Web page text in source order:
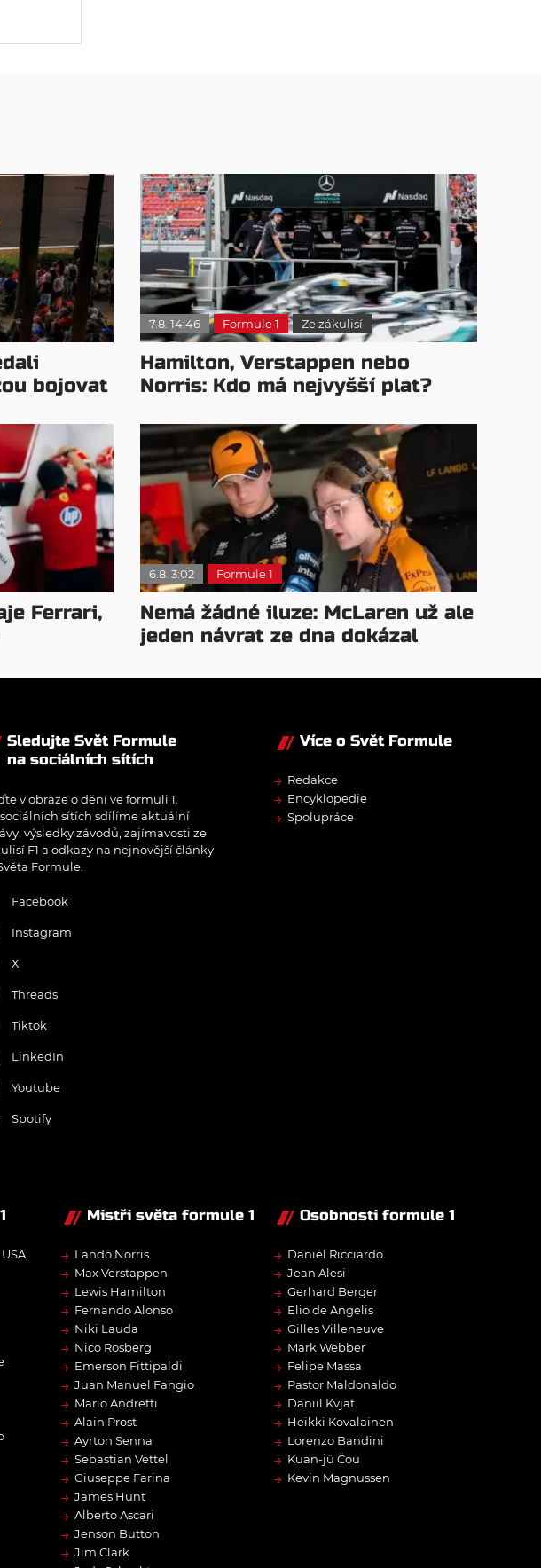
bojovat
7.8. 14:46 Formule 1 Ze zákulisí
Hamilton, Verstappen nebo
Norris: Kdo má nejvyšší plat?
Ferrari,
6.8. 3:02 Formule 1
Nemá žádné iluze: McLaren už ale
jeden návrat ze dna dokázal
Sledujte Svět Formule
na sociálních sítích
v obraze o dění ve formuli 1.
sítích sdílíme aktuální
výsledky závodů, zajímavosti ze
F1 a odkazy na nejnovější články
Formule.
Facebook
Instagram
X
Threads
Tiktok
LinkedIn
Youtube
Spotify
Více o Svět Formule
→ Redakce
→ Encyklopedie
→ Spolupráce
Mistři světa formule 1
→ Lando Norris
→ Max Verstappen
→ Lewis Hamilton
→ Fernando Alonso
→ Niki Lauda
→ Nico Rosberg
→ Emerson Fittipaldi
→ Juan Manuel Fangio
→ Mario Andretti
→ Alain Prost
→ Ayrton Senna
→ Sebastian Vettel
→ Giuseppe Farina
→ James Hunt
→ Alberto Ascari
→ Jenson Button
→ Jim Clark
Osobnosti formule 1
→ Daniel Ricciardo
→ Jean Alesi
→ Gerhard Berger
→ Elio de Angelis
→ Gilles Villeneuve
→ Mark Webber
→ Felipe Massa
→ Pastor Maldonaldo
→ Daniil Kvjat
→ Heikki Kovalainen
→ Lorenzo Bandini
→ Kuan-jü Čou
→ Kevin Magnussen